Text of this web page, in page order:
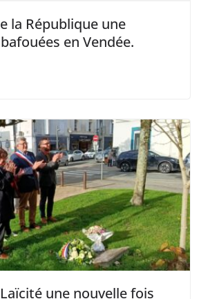
la République une
en Vendée.
une nouvelle fois